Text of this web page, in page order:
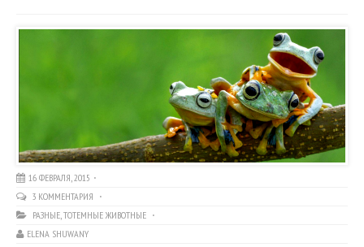
16 ФЕВРАЛЯ, 2015
3 КОММЕНТАРИЯ
РАЗНЫЕ,ТОТЕМНЫЕ ЖИВОТНЫЕ
ELENA SHUWANY